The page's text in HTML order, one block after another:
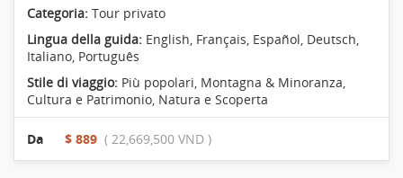
Categoria: Tour privato
Lingua della guida: English, Français, Español, Deutsch,
Italiano, Português
Stile di viaggio: Più popolari Montagna & Minoranza
Cultura e Patrimonio Natura e Scoperta
Da $ 889 ( 22,669,500 VND )